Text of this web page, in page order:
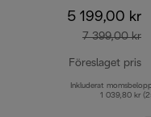
5 199,00 kr
7 399,00 kr
Föreslaget pris
Inkluderat
1 039,80 kr